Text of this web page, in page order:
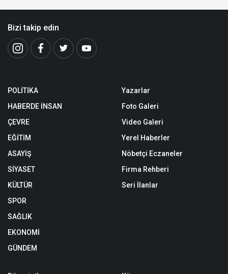
Bizi takip edin
POLİTİKA
HABERDE İNSAN
ÇEVRE
EĞİTİM
ASAYİŞ
SİYASET
KÜLTÜR
SPOR
SAĞLIK
EKONOMİ
GÜNDEM
Yazarlar
Foto Galeri
Video Galeri
Yerel Haberler
Nöbetçi Eczaneler
Firma Rehberi
Seri İlanlar